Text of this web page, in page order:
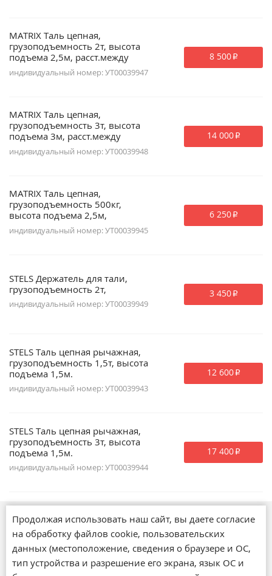
MATRIX Таль цепная,
грузоподъемность 2т, высота
подъема 2,5м, расст.между
крюками 380мм.
индивидуальный номер: УТ00039947
8 500p
MATRIX Таль цепная,
грузоподъемность 3т, высота
подъема 3м, расст.между
крюками 470мм.
индивидуальный номер: УТ00039948
14 000p
MATRIX Таль цепная,
грузоподъемность 500кг,
высота подъема 2,5м,
расст.между крюками 240мм.
индивидуальный номер: УТ00039945
6 250p
STELS Держатель для тали,
грузоподъемность 2т,
индивидуальный номер: УТ00039949
3 450p
STELS Таль цепная рычажная,
грузоподъемность 1,5т, высота
подъема 1,5м.
индивидуальный номер: УТ00039943
12 600p
STELS Таль цепная рычажная,
грузоподъемность 3т, высота
подъема 1,5м.
индивидуальный номер: УТ00039944
17 400p
Магазины
О компании
Обратная связь
Продолжая использовать наш сайт, вы даете согласие
на обработку файлов cookie, пользовательских
данных (местоположение, сведения о браузере и ОС,
тип устройства и разрешение его экрана, язык ОС и